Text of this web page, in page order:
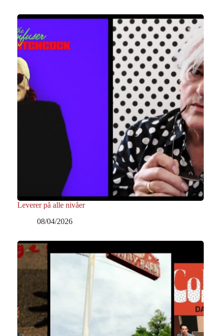
Leverer på alle nivåer
08/04/2026